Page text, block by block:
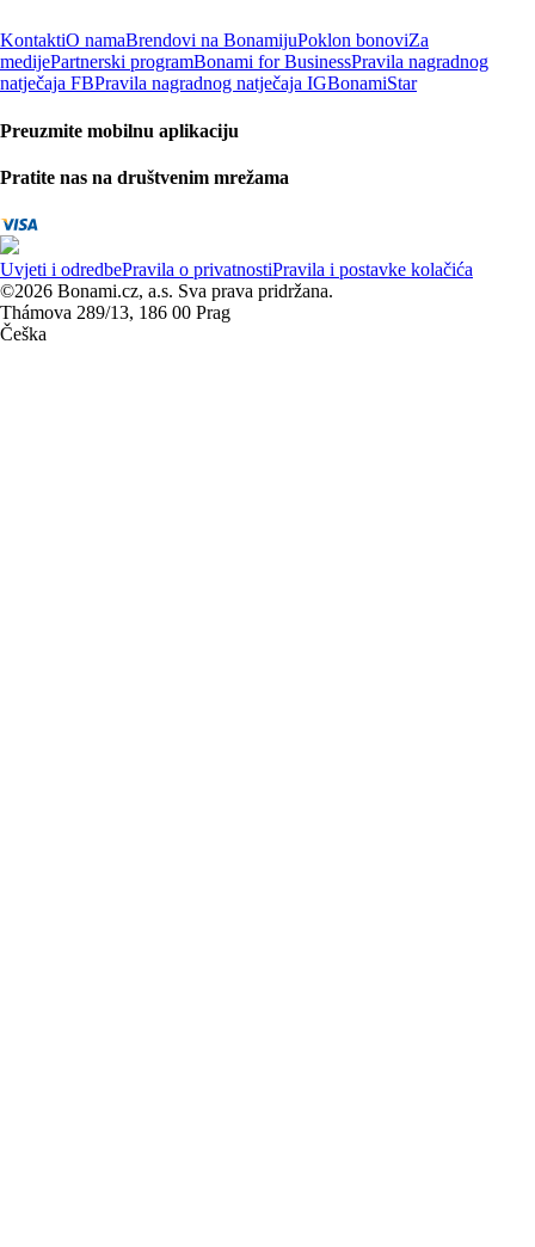
KontaktiO namaBrendovi na BonamijuPoklon bonoviZa
medijePartnerski programBonami for BusinessPravila nagradnog
natječaja FBPravila nagradnog natječaja IGBonamiStar
Preuzmite mobilnu aplikaciju
Pratite nas na društvenim mrežama
Uvjeti i odredbePravila o privatnostiPravila i postavke kolačića
©2026 Bonami.cz, a.s. Sva prava pridržana.
Thámova 289/13, 186 00 Prag
Češka